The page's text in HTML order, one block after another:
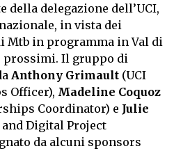
della delegazione dell’UCI,
in vista dei
Mtb in programma in Val di
prossimi. Il gruppo di
Anthony Grimault (UCI
Officer), Madeline Coquoz
Coordinator) e Julie
Digital Project
da alcuni sponsors